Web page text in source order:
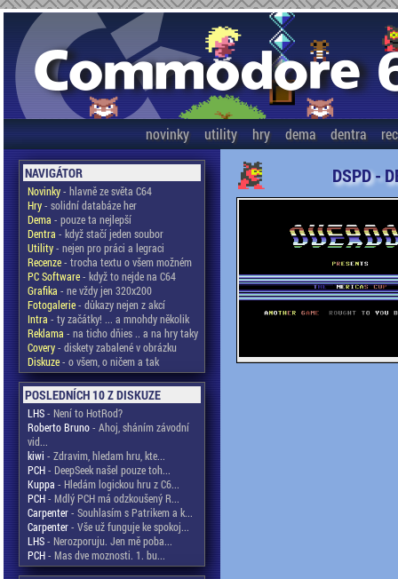
novinky utility hry dema dentra
NAVIGÁTOR
Novinky- hlavně ze světa C64
Hry- solidní databáze her
Dema - pouze ta nejlepší
Dentra - když stačí jeden soubor
Utility- nejen pro práci a legraci
Recenze- trocha textu o všem možném
PC Software- když to nejde na C64
Grafika - ne vždy jen 320x200
Fotogalerie- důkazy nejen z akcí
Intra - ty začátky! ... a mnohdy několik
Reklama - na ticho dňies .. a na hry taky
Covery- diskety zabalené v obrázku
Diskuze- o všem, o ničem a tak
POSLEDNÍCH 10 Z DISKUZE
LHS- Není to HotRod?
Roberto Bruno- Ahoj, sháním závodní
vid...
kiwi - Zdravim, hledam hru, kte...
PCH- DeepSeek našel pouze toh...
Kuppa - Hledám logickou hru z C6...
PCH- Mdlý PCH má odzkoušený R...
Carpenter- Souhlasím s Patrikem a k...
Carpenter- Vše už funguje ke spokoj...
LHS- Nerozporuju. Jen mě poba...
PCH- Mas dve moznosti. 1. bu...
DSPD -